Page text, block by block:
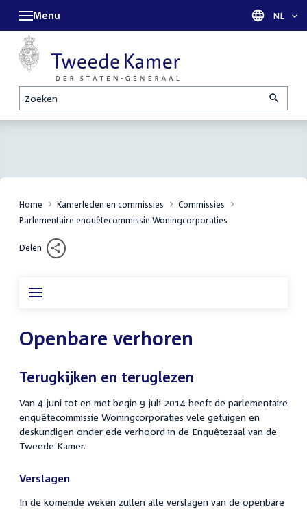
Zoeken
Menu Taal
NL
Home Kamerleden en commissies
Commissies
Parlementaire enquêtecommissie Woningcorporaties
Delen
Openbare verhoren
Terugkijken en teruglezen
Van 4 juni tot en met begin 9 juli 2014 heeft de parlementaire
enquêtecommissie Woningcorporaties vele getuigen en
deskundigen onder ede verhoord in de Enquêtezaal van de
Tweede Kamer.
Verslagen
In de komende weken zullen alle verslagen van de openbare